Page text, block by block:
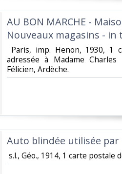
‎AU BON MARCHE -
Nouveaux magasins -
Paris, imp. Henon, 1930,
adressée à Madame
Félicien, Ardèche. ‎
‎Auto blindée utilisée par
s.l., Géo., 1914, 1 carte postale